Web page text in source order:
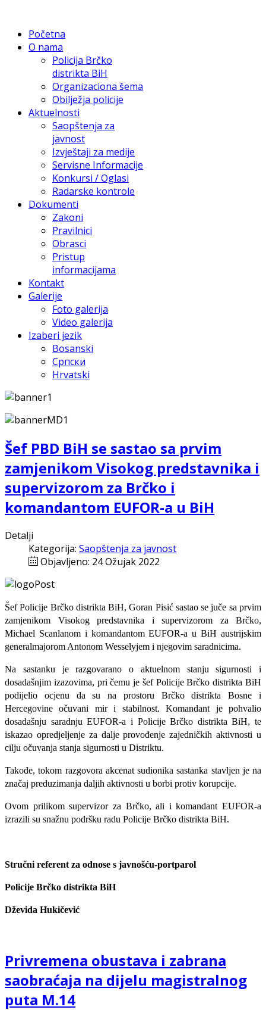
Početna
O nama
Policija Brčko
distrikta BiH
Organizaciona šema
Obilježja policije
Aktuelnosti
Saopštenja za
javnost
Izvještaji za medije
Servisne Informacije
Konkursi / Oglasi
Radarske kontrole
Dokumenti
Zakoni
Pravilnici
Obrasci
Pristup
informacijama
Kontakt
Galerije
Foto galerija
Video galerija
Izaberi jezik
Bosanski
Српски
Hrvatski
Šef PBD BiH se sastao sa prvim
zamjenikom Visokog predstavnika i
supervizorom za Brčko i
komandantom EUFOR-a u BiH
Detalji
Kategorija: Saopštenja za javnost
Objavljeno: 24 Ožujak 2022
Šef Policije Brčko distrikta BiH, Goran Pisić sastao se juče sa prvim
zamjenikom Visokog predstavnika i supervizorom za Brčko,
Michael Scanlanom i komandantom EUFOR-a u BiH austrijskim
generalmajorom Antonom Wesselyjem i njegovim saradnicima.
Na sastanku je razgovarano o aktuelnom stanju sigurnosti i
dosadašnjim izazovima, pri čemu je šef Policije Brčko distrikta BiH
podijelio ocjenu da su na prostoru Brčko distrikta Bosne i
Hercegovine očuvani mir i stabilnost. Komandant je pohvalio
dosadašnju saradnju EUFOR-a i Policije Brčko distrikta BiH, te
iskazao opredjeljenje za dalje provođenje zajedničkih aktivnosti u
cilju očuvanja stanja sigurnosti u Distriktu.
Takođe, tokom razgovora akcenat sudionika sastanka stavljen je na
značaj preduzimanja daljih aktivnosti u borbi protiv korupcije.
Ovom prilikom supervizor za Brčko, ali i komandant EUFOR-a
izrazili su snažnu podršku radu Policije Brčko distrikta BiH.
Stručni referent za odnose s javnošću-portparol
Policije Brčko distrikta BiH
Dževida Hukičević
Privremena obustava i zabrana
saobraćaja na dijelu magistralnog
puta M.14